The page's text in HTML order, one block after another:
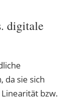
digitale
da sie sich
bzw.